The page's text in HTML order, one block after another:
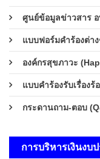
ศูนย์ข้อมูลข่าวสาร
แบบฟอร์มคำร้องต่าง
องค์กรสุขภาวะ
แบบคำร้องรับเรื่องร้
กระดานถาม-ตอบ
การบริหารเงินงบ